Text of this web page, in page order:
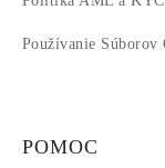
Používanie Súborov
POMOC